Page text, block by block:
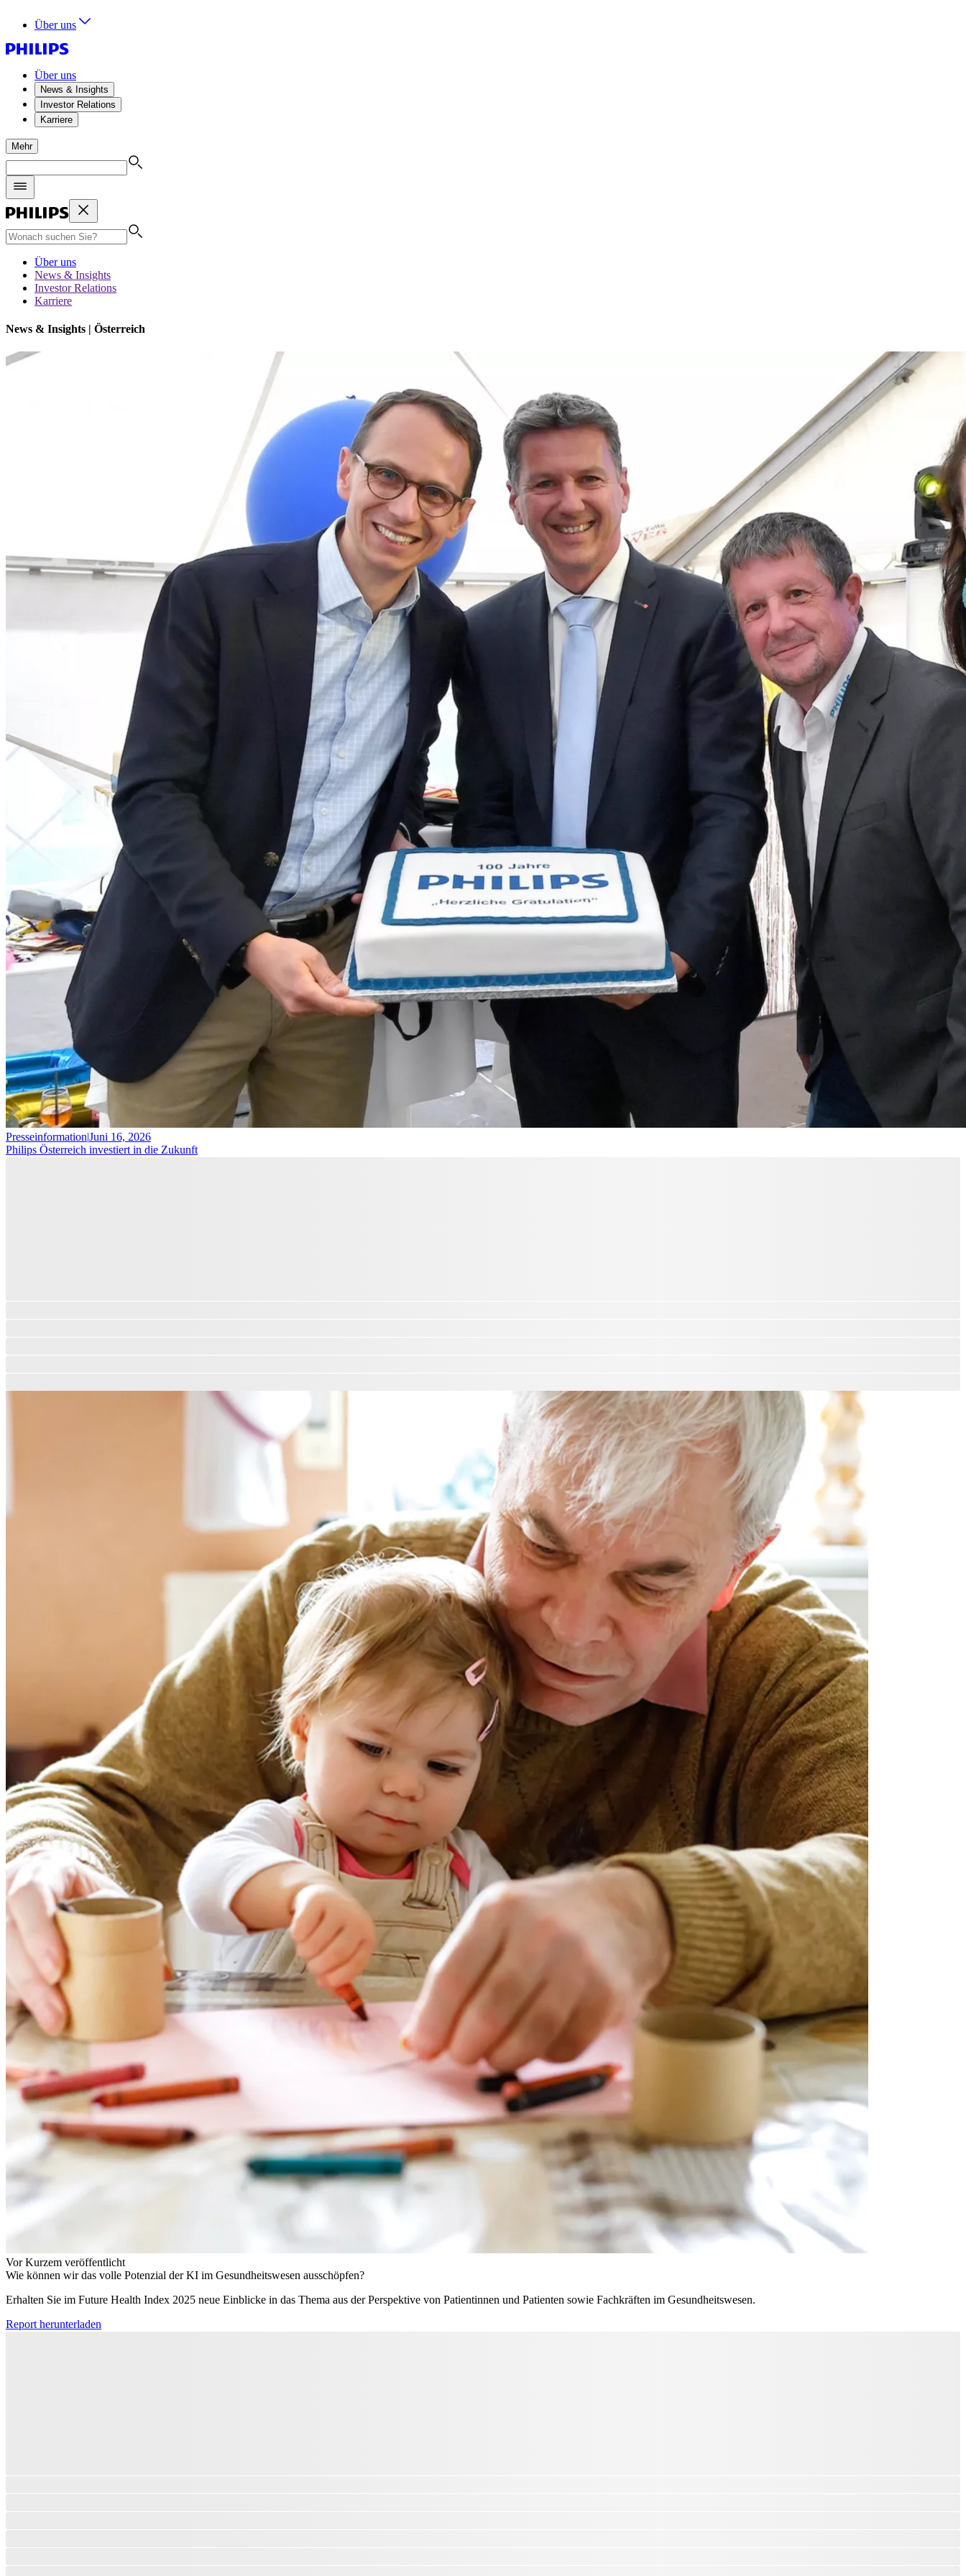
Über uns
Über uns
News & Insights
Investor Relations
Karriere
Mehr
Über uns
News & Insights
Investor Relations
Karriere
News & Insights | Österreich
Presseinformation|Juni 16, 2026
Philips Österreich investiert in die Zukunft
Vor Kurzem veröffentlicht
Wie können wir das volle Potenzial der KI im Gesundheitswesen ausschöpfen?
Erhalten Sie im Future Health Index 2025 neue Einblicke in das Thema aus der Perspektive von Patientinnen und Patienten sowie Fachkräften im Gesundheitswesen.
Report herunterladen